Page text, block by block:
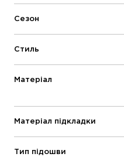
Сезон
Стиль
Матеріал
Матеріал підкладки
Тип підошви